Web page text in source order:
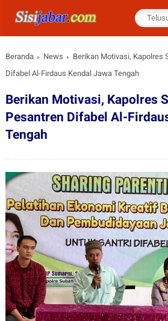
Beranda News
Berikan Motivasi, Kapolres
Difabel Al-Firdaus Kendal Jawa Tengah
Berikan Motivasi, Kapolres
Pesantren Difabel Al-
Tengah